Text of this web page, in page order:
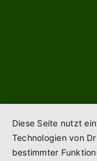
Diese Seite nutzt
Technologien von
bestimmter